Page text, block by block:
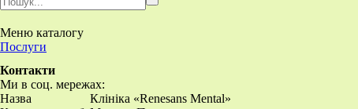
Меню каталогу
Послуги
Контакти
Ми в соц. мережах:
Назва
Клініка «Renesans Mental»